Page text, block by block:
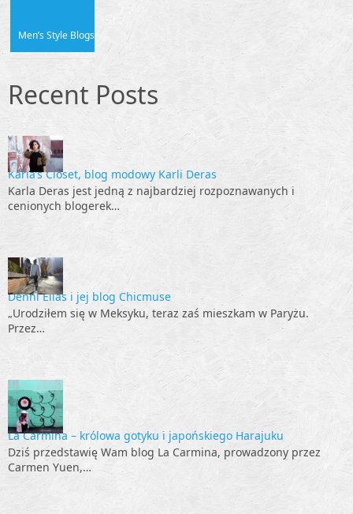
Men’s Style Blogs
Recent Posts
Karla’s Closet, blog modowy Karli Deras
Karla Deras jest jedną z najbardziej rozpoznawanych i
cenionych blogerek…
Denni Elias i jej blog Chicmuse
„Urodziłem się w Meksyku, teraz zaś mieszkam w Paryżu.
Przez…
La Carmina – królowa gotyku i japońskiego Harajuku
Dziś przedstawię Wam blog La Carmina, prowadzony przez
Carmen Yuen,…